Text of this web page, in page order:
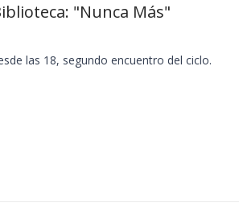
"Nunca Más"
las 18, segundo encuentro del ciclo.